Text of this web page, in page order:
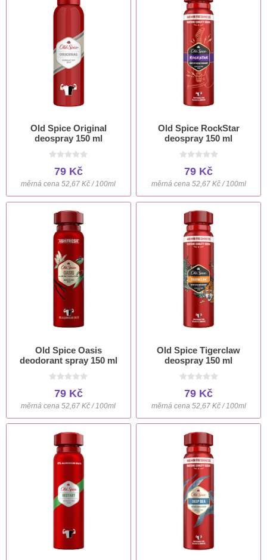
Old Spice Original
deospray 150 ml
79 Kč
měrná cena 52,67 Kč / 100ml
Old Spice RockStar
deospray 150 ml
79 Kč
měrná cena 52,67 Kč / 100ml
Old Spice Oasis
deodorant spray 150 ml
79 Kč
měrná cena 52,67 Kč / 100ml
Old Spice Tigerclaw
deospray 150 ml
79 Kč
měrná cena 52,67 Kč / 100ml